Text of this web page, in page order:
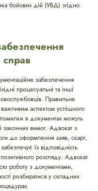
бойових дій (УБД) згідно
справ
забезпечення
процесуальні та інші
Правильне
аспектом успішного
в документах можуть
законних вимог. Адвокат з
до оформлення заяв, скарг,
їх відповідність
розгляду. Адвокат
роботу з документами,
розбиратися у складних